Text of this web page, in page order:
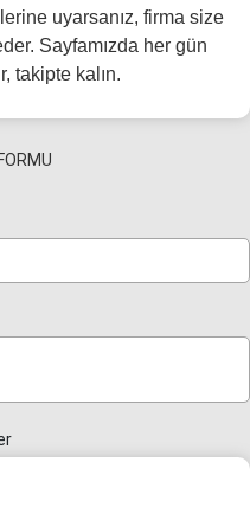
uyarsanız, firma size
Sayfamızda her gün
takipte kalın.